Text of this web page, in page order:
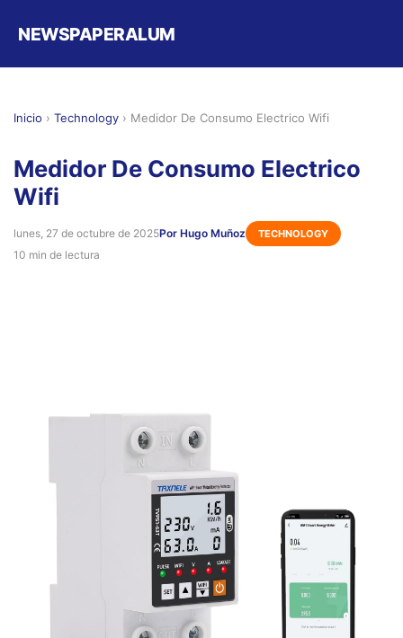
NEWSPAPERALUM
Inicio › Technology › Medidor De Consumo Electrico Wifi
Medidor De Consumo Electrico
Wifi
lunes, 27 de octubre de 2025Por Hugo Muñoz TECHNOLOGY
10 min de lectura